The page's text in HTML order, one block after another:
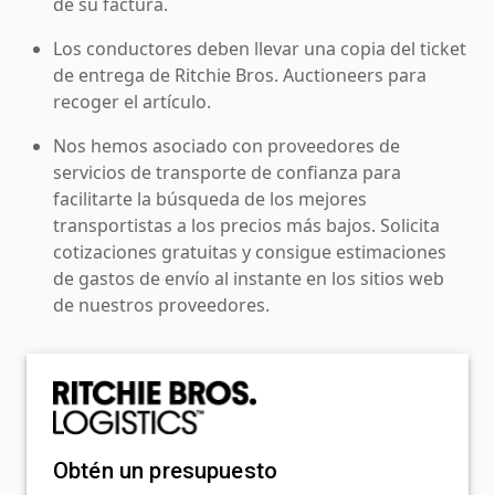
Los conductores deben llevar una copia del ticket
de entrega de Ritchie Bros. Auctioneers para
recoger el artículo.
Nos hemos asociado con proveedores de
servicios de transporte de confianza para
facilitarte la búsqueda de los mejores
transportistas a los precios más bajos. Solicita
cotizaciones gratuitas y consigue estimaciones
de gastos de envío al instante en los sitios web
de nuestros proveedores.
Obtén un presupuesto